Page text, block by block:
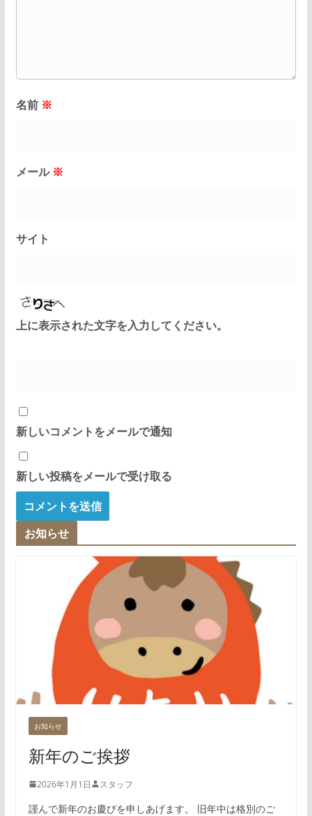
名前 ※
メール ※
サイト
上に表示された文字を入力してください。
新しいコメントをメールで通知
新しい投稿をメールで受け取る
お知らせ
お知らせ
新年のご挨拶
2026年1月1日 スタッフ
謹んで新年のお慶びを申しあげます。 旧年中は格別のご